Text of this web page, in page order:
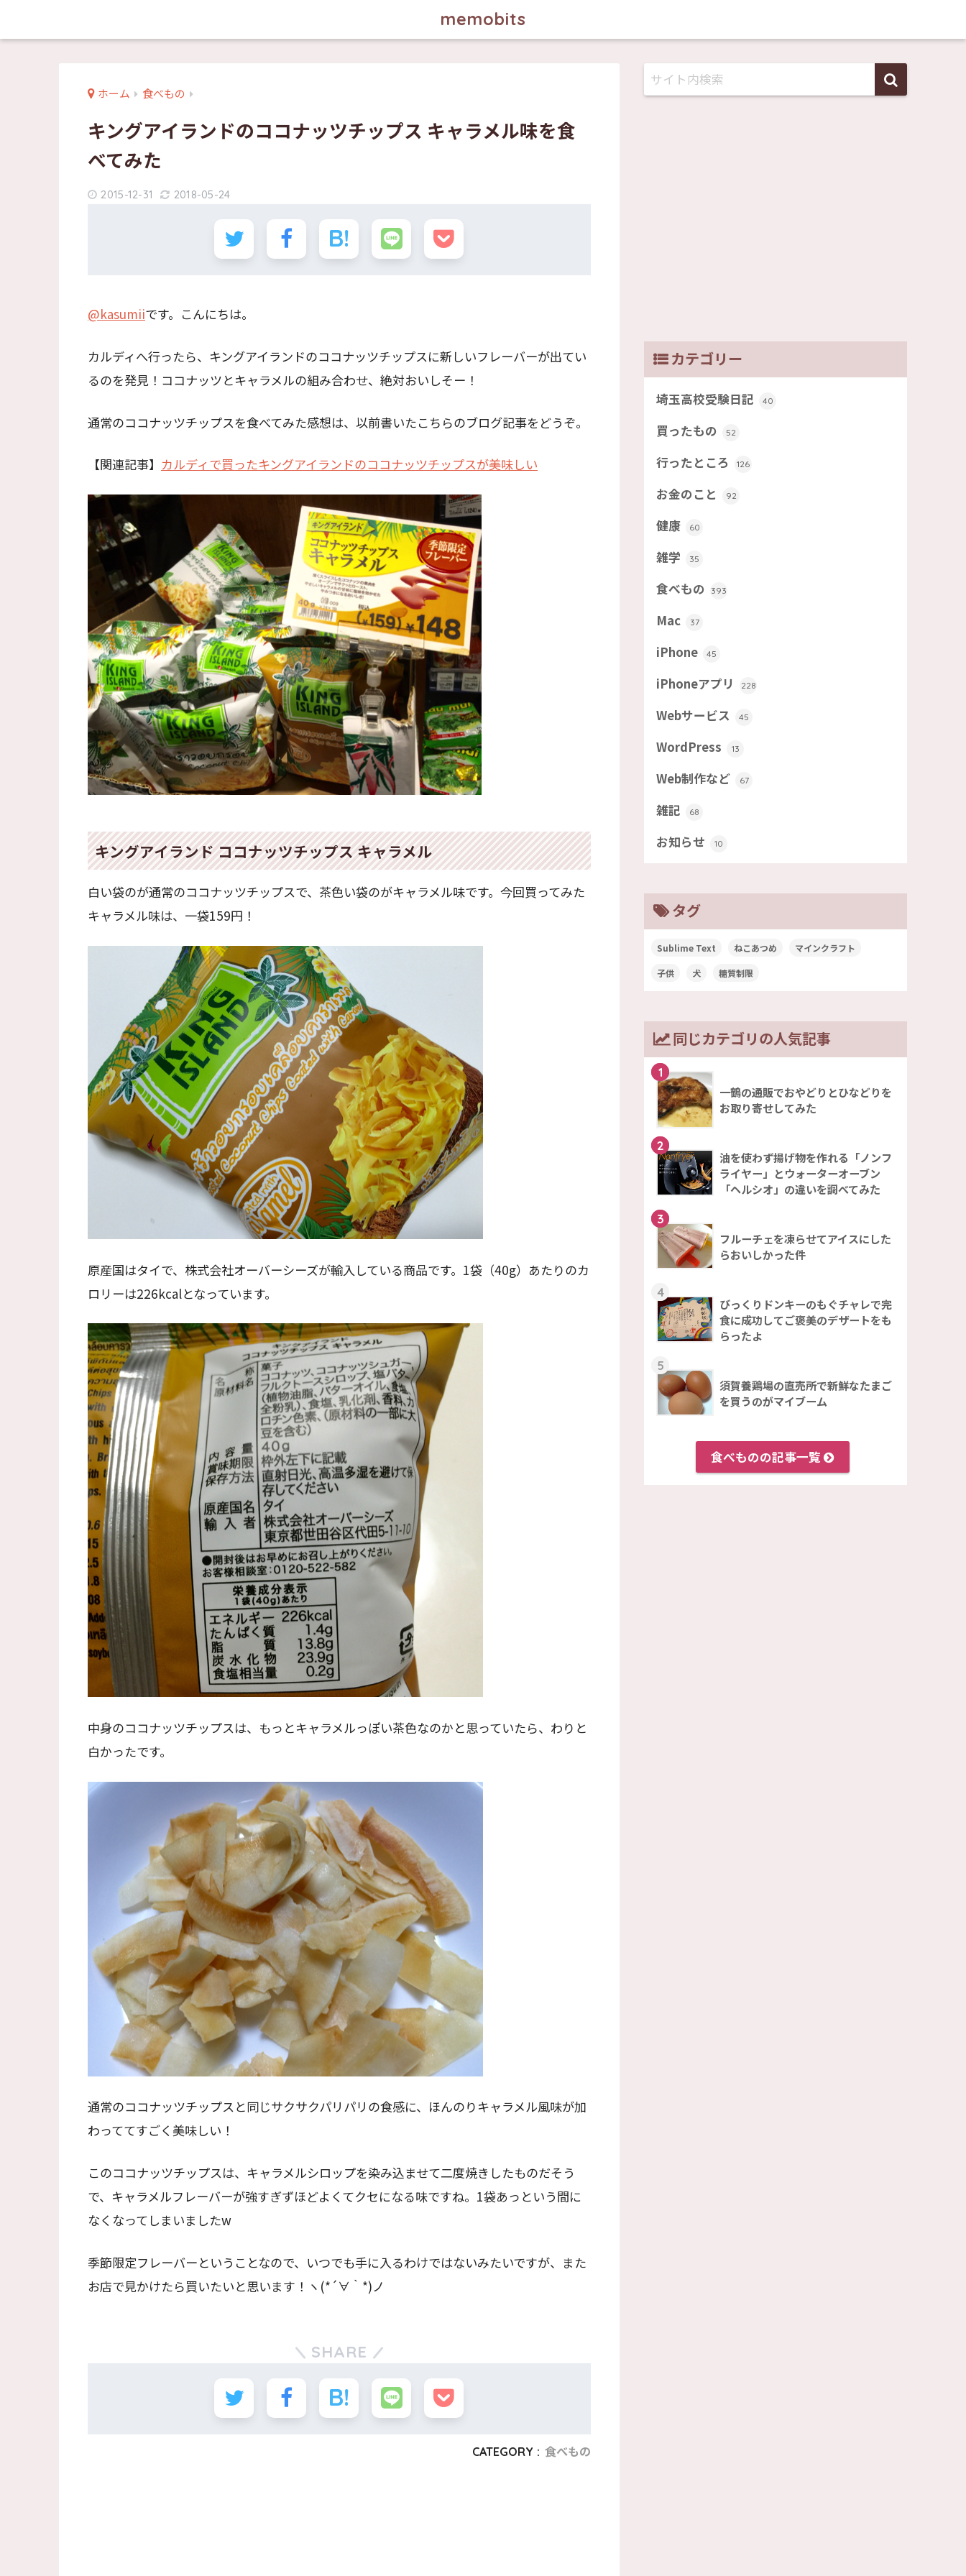
memobits
ホーム 食べもの
キングアイランドのココナッツチップス キャラメル味を食
べてみた
2015-12-31 2018-05-24
@kasumiiです。こんにちは。
カルディへ行ったら、キングアイランドのココナッツチップスに新しいフレーバーが出てい
るのを発見！ココナッツとキャラメルの組み合わせ、絶対おいしそー！
通常のココナッツチップスを食べてみた感想は、以前書いたこちらのブログ記事をどうぞ。
【関連記事】 カルディで買ったキングアイランドのココナッツチップスが美味しい
キングアイランド ココナッツチップス キャラメル
白い袋のが通常のココナッツチップスで、茶色い袋のがキャラメル味です。今回買ってみた
キャラメル味は、一袋159円！
原産国はタイで、株式会社オーバーシーズが輸入している商品です。1袋（40g）あたりのカ
ロリーは226kcalとなっています。
中身のココナッツチップスは、もっとキャラメルっぽい茶色なのかと思っていたら、わりと
白かったです。
通常のココナッツチップスと同じサクサクパリパリの食感に、ほんのりキャラメル風味が加
わっててすごく美味しい！
このココナッツチップスは、キャラメルシロップを染み込ませて二度焼きしたものだそう
で、キャラメルフレーバーが強すぎずほどよくてクセになる味ですね。1袋あっという間に
なくなってしまいましたw
季節限定フレーバーということなので、いつでも手に入るわけではないみたいですが、また
お店で見かけたら買いたいと思います！ヽ(*´∀｀*)ノ
SHARE
CATEGORY : 食べもの
カテゴリー
埼玉高校受験日記 40
買ったもの 52
行ったところ 126
お金のこと 92
健康 60
雑学 35
食べもの 393
Mac 37
iPhone 45
iPhoneアプリ 228
Webサービス 45
WordPress 13
Web制作など 67
雑記 68
お知らせ 10
タグ
Sublime Text ねこあつめ マインクラフト
子供 犬 糖質制限
同じカテゴリの人気記事
1
一鶴の通販でおやどりとひなどりを
お取り寄せしてみた
2
油を使わず揚げ物を作れる「ノンフ
ライヤー」とウォーターオーブン
「ヘルシオ」の違いを調べてみた
3
フルーチェを凍らせてアイスにした
らおいしかった件
4
びっくりドンキーのもぐチャレで完
食に成功してご褒美のデザートをも
らったよ
5
須賀養鶏場の直売所で新鮮なたまご
を買うのがマイブーム
食べものの記事一覧